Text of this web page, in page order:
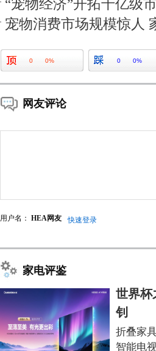
“宠物经济”开拓千亿级
宠物消费市场规模惊人
0 0% 0 0%
网友评论
用户名： HEA网友 快速登录
家电评鉴
世界杯
钊
折叠家
智能电